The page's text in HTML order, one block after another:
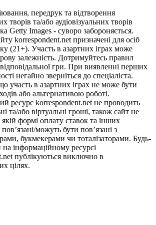
передрук та відтворення
творів та/або аудіовізуальних творів
Getty Images - суворо забороняється.
korrespondent.net призначені для осіб
(21+). Участь в азартних іграх може
залежність. Дотримуйтесь правил
гри. При виявленні перших
негайно зверніться до спеціаліста.
участь в азартних іграх не може бути
або альтернативою роботі.
ресурс korrespondent.net не проводить
та/або віртуальні гроші, також сайт не
формі оплату ставок та інших
можуть бути пов’язані з
букмекерами чи тоталізаторами. Будь-
на інформаційному ресурсі
публікуються виключно в
цілях.